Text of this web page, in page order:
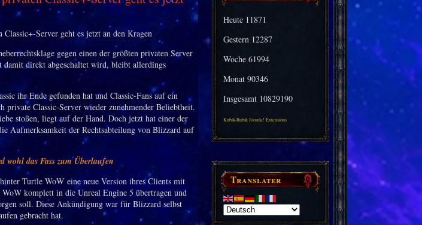
Heute 11871
Gestern 12287
Woche61994
Monat90346
Insgesamt 10829190
Kubik-Rubik Joomla! Extensions
Translater
gegen einen der größten privaten Server
direkt abgeschaltet wird, bleibt allerdings
ihr Ende gefunden hat und Classic-Fans auf ein
private Classic-Server wieder zunehmender Beliebtheit.
stoßen, liegt auf der Hand. Doch jetzt hat einer der
Aufmerksamkeit der Rechtsabteilung von Blizzard auf
das Fass zum Überlaufen
Turtle WoW eine neue Version ihres Clients mit
komplett in die Unreal Engine 5 übertragen und
soll. Diese Ankündigung war für Blizzard selbst
gebracht hat.